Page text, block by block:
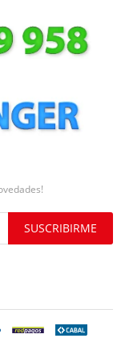
SUSCRIBIRME